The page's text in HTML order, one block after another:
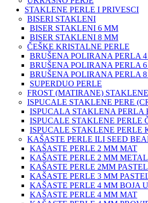
STAKLENE PERLE I PRIVESCI
BISERI STAKLENI
BISER STAKLENI 6 MM
BISER STAKLENI 8 MM
ČEŠKE KRISTALNE PERLE
BRUŠENA POLIRANA PERLA
BRUŠENA POLIRANA PERLA
BRUŠENA POLIRANA PERLA
SUPERDUO PERLE
FROST (MATIRANE)
ISPUCALE STAKLENE PERE
ISPUCALA STAKLENA PERLA
ISPUCALE STAKLENE PERLE
ISPUCALE STAKLENE PERLE
KAŠASTE PERLE ILI SEED
KAŠASTE PERLE 2 MM MAT
KAŠASTE PERLE 2 MM
KAŠASTE PERLE 2MM
KAŠASTE PERLE 3 MM
KAŠASTE PERLE 4 MM BOJA
KAŠASTE PERLE 4 MM MAT